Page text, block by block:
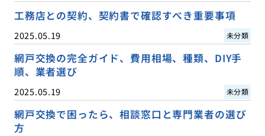
工務店との契約、契約書で確認すべき重要事項
2025.05.19 未分類
網戸交換の完全ガイド、費用相場、種類、DIY手
順、業者選び
2025.05.19 未分類
網戸交換で困ったら、相談窓口と専門業者の選び
方